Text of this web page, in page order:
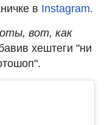
в Instagram.
вот, как
хештеги "ни